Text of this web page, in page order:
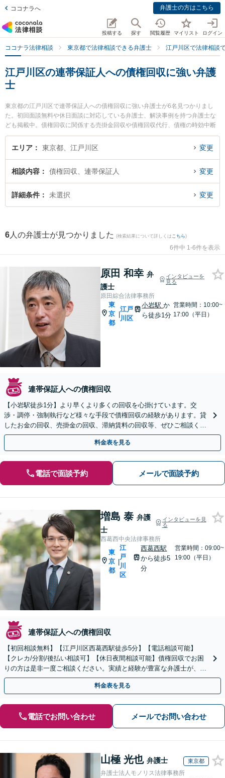
ココナラへ 弁護士の方はこちら
投稿する 探す 閲覧履歴 マイリスト ログイン
ココナラ法律相談 東京都で法律相談できる弁護士 江戸川区で法律相談
江戸川区の連帯保証人への債権回収に強い弁護
士
東京都の江戸川区で連帯保証人への債権回収に強い弁護士が6名見つかりまし
た。初回面談無料や休日面談に対応している弁護士、解決事例を持つ弁護士な
ども掲載中。債権回収に関係する売掛金回収や債権回収代行、債権の時効中断
等の細かな分野での絞り込み検索もでき便利です。特に原田綜合法律事務所の
原田 和幸弁護士や西葛西中央法律事務所の増島 泰弁護士、遠山法律事務所の遠
今すぐに弁護士に相談したい』『連帯保証人への債権回収のトラブル解決の実
績豊富な近くの弁護士を検索したい』『初回相談無料で連帯保証人への債権回
収を法律相談できる江戸川区内の弁護士に相談予約したい』などでお困りの相
エリア 東京都、江戸川区 変更
相談内容 債権回収、連帯保証人 変更
詳細条件 未選択 変更
6 人の弁護士が見つかりました (検索結果について詳しくは こちら)
6件中 1-6件を表示
原田 和幸 弁
護士
インタビューを
見る
原田綜合法律事務所
東
京
都
|
江戸
川区
小岩駅か
ら徒歩1分
営業時間：10:00~
17:00（平日）
連帯保証人への債権回収
【小岩駅徒歩1分】より早くより多くの回収を心掛けています。交
渉・調停・強制執行など様々な手段で債権回収の経験があります。貸
したお金の回収、売掛金の回収、滞納賃料の回収等、ぜひご相談くだ
さい。【休日・早朝夜間対応可】【メディア出演経験あり】
料金表を見る
電話で面談予約 メールで面談予約
増島 泰 弁護
士
インタビューを見
る
西葛西中央法律事務所
東
京
都
|
江
戸
川
区
西葛西駅
から徒歩5
分
営業時間：09:00~
19:00（平日）
連帯保証人への債権回収
【初回相談無料】【江戸川区西葛西駅徒歩5分】【電話相談可能】
【クレカ/分割/後払い相談可】【休日夜間相談可能】債権回収でお困
りの方は是非一度ご相談ください。実績と経験が豊富な弁護士が、フ
ットワーク軽く問題解決に尽力します。
料金表を見る
電話でお問い合わせ メールでお問い合わせ
山極 光也 弁護士 東京都
弁護士法人モノリス法律事務所